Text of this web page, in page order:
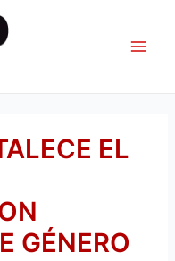
EL
GÉNERO